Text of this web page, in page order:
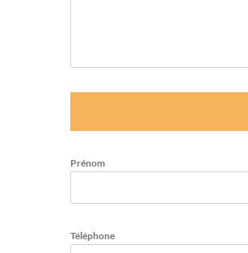
Prénom
Téléphone